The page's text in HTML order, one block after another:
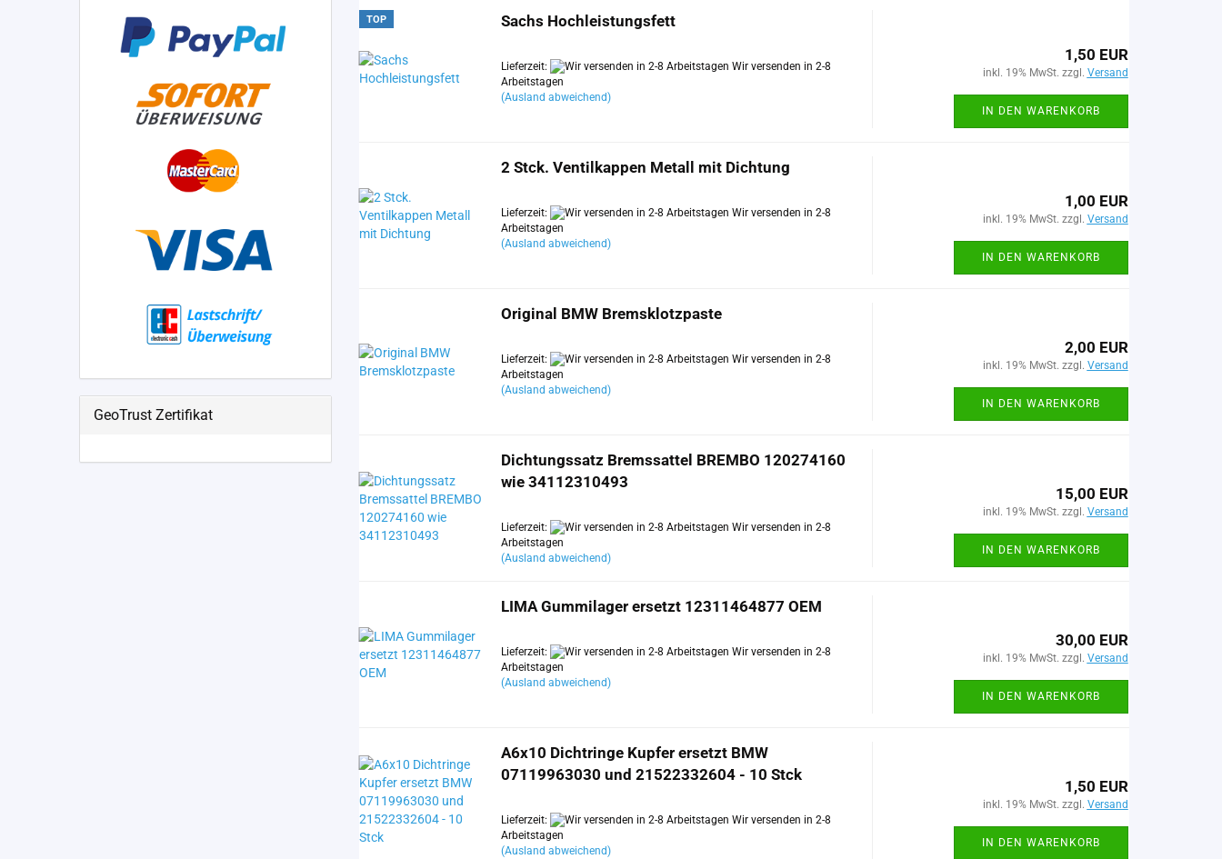
TOP Sachs Hochleistungsfett
Lieferzeit:
Wir versenden in 2-8
Arbeitstagen
(Ausland abweichend)
1,50 EUR
inkl. 19% MwSt. zzgl. Versand
IN DEN WARENKORB
2 Stck. Ventilkappen Metall mit Dichtung
Lieferzeit:
Wir versenden in 2-8
Arbeitstagen
(Ausland abweichend)
1,00 EUR
inkl. 19% MwSt. zzgl. Versand
IN DEN WARENKORB
Original BMW Bremsklotzpaste
Lieferzeit:
Wir versenden in 2-8
Arbeitstagen
(Ausland abweichend)
2,00 EUR
inkl. 19% MwSt. zzgl. Versand
IN DEN WARENKORB
Dichtungssatz Bremssattel BREMBO 120274160
wie 34112310493
Lieferzeit:
Wir versenden in 2-8
Arbeitstagen
(Ausland abweichend)
15,00 EUR
inkl. 19% MwSt. zzgl. Versand
IN DEN WARENKORB
LIMA Gummilager ersetzt 12311464877 OEM
Lieferzeit:
Wir versenden in 2-8
Arbeitstagen
(Ausland abweichend)
30,00 EUR
inkl. 19% MwSt. zzgl. Versand
IN DEN WARENKORB
A6x10 Dichtringe Kupfer ersetzt BMW
07119963030 und 21522332604 - 10 Stck
Lieferzeit:
Wir versenden in 2-8
Arbeitstagen
(Ausland abweichend)
1,50 EUR
inkl. 19% MwSt. zzgl. Versand
IN DEN WARENKORB
GeoTrust Zertifikat